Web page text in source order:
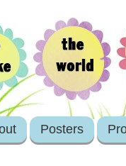
Posters